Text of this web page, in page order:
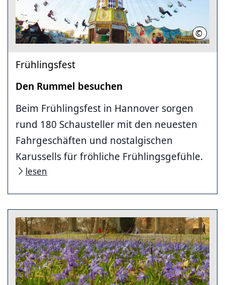
©
Frühlingsfest
Den Rummel besuchen
Beim Frühlingsfest in Hannover sorgen
rund 180 Schausteller mit den neuesten
Fahrgeschäften und nostalgischen
Karussells für fröhliche Frühlingsgefühle.
lesen